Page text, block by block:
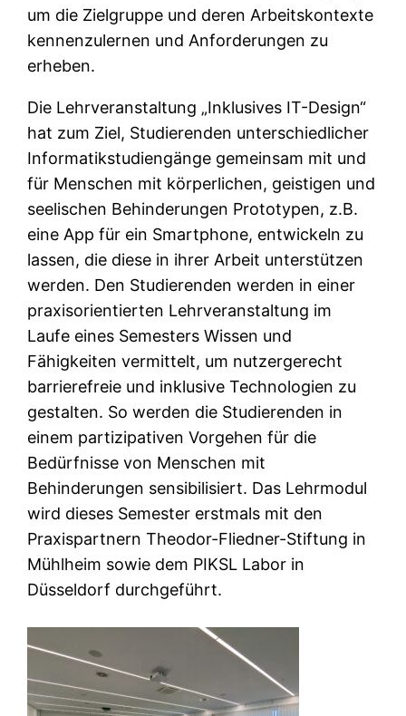
um die Zielgruppe und deren Arbeitskontexte
kennenzulernen und Anforderungen zu
erheben.
Die Lehrveranstaltung „Inklusives IT-Design“
hat zum Ziel, Studierenden unterschiedlicher
Informatikstudiengänge gemeinsam mit und
für Menschen mit körperlichen, geistigen und
seelischen Behinderungen Prototypen, z.B.
eine App für ein Smartphone, entwickeln zu
lassen, die diese in ihrer Arbeit unterstützen
werden. Den Studierenden werden in einer
praxisorientierten Lehrveranstaltung im
Laufe eines Semesters Wissen und
Fähigkeiten vermittelt, um nutzergerecht
barrierefreie und inklusive Technologien zu
gestalten. So werden die Studierenden in
einem partizipativen Vorgehen für die
Bedürfnisse von Menschen mit
Behinderungen sensibilisiert. Das Lehrmodul
wird dieses Semester erstmals mit den
Praxispartnern Theodor-Fliedner-Stiftung in
Mühlheim sowie dem PIKSL Labor in
Düsseldorf durchgeführt.